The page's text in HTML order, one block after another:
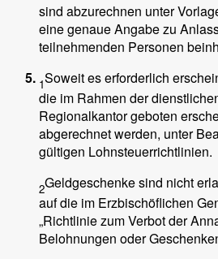
sind abzurechnen unter
eine genaue Angabe zu
teilnehmenden Personen
1Soweit es erforderlich
die im Rahmen der
Regionalkantor geboten
abgerechnet werden, unter
gültigen Lohnsteuerrichtlinien.
2Geldgeschenke sind nicht
auf die im Erzbischöflichen
„Richtlinie zum Verbot der
Belohnungen oder